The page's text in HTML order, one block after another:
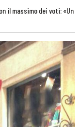
il massimo dei voti: «Un